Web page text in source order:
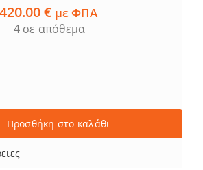
420.00€ με ΦΠΑ
4 σε απόθεμα
Προσθήκη στο καλάθι